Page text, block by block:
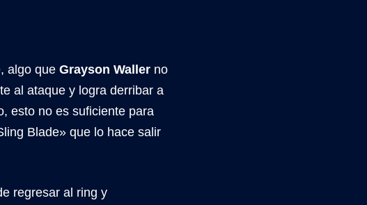
algo que Grayson Waller no
al ataque y logra derribar a
esto no es suficiente para
Blade» que lo hace salir
regresar al ring y